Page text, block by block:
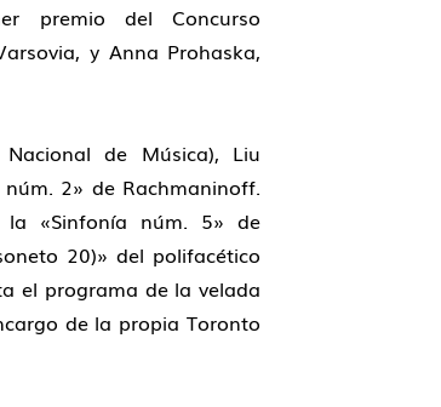
premio del Concurso
y Anna Prohaska,
de Música), Liu
2» de Rachmaninoff.
la «Sinfonía núm. 5» de
20)» del polifacético
el programa de la velada
de la propia Toronto